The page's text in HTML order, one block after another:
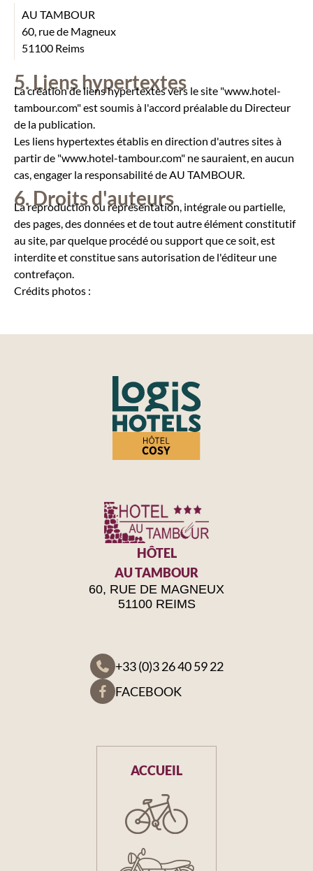
AU TAMBOUR
60, rue de Magneux
51100 Reims
Liens hypertextes
La création de liens hypertextes vers le site "www.hotel-
tambour.com" est soumis à l'accord préalable du Directeur
de la publication.
Les liens hypertextes établis en direction d'autres sites à
partir de "www.hotel-tambour.com" ne sauraient, en aucun
cas, engager la responsabilité de AU TAMBOUR.
Droits d'auteurs
La reproduction ou représentation, intégrale ou partielle,
des pages, des données et de tout autre élément constitutif
au site, par quelque procédé ou support que ce soit, est
interdite et constitue sans autorisation de l'éditeur une
contrefaçon.
Crédits photos :
HÔTEL
AU TAMBOUR
60, RUE DE MAGNEUX
51100 REIMS
+33 (0)3 26 40 59 22
FACEBOOK
ACCUEIL